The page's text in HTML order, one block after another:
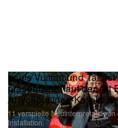
Louis Vuitton und
präsentieren auf der Art
Artycapucines-Kollektion
11 verspielte
Installation.